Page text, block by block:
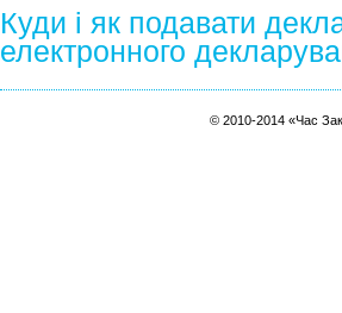
Куди і як подавати
електронного
© 2010-2014 «Час